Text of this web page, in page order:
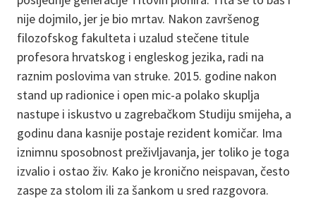
nije dojmilo, jer je bio mrtav. Nakon završenog
filozofskog fakulteta i uzalud stečene titule
profesora hrvatskog i engleskog jezika, radi na
raznim poslovima van struke. 2015. godine nakon
stand up radionice i open mic-a polako skuplja
nastupe i iskustvo u zagrebačkom Studiju smijeha, a
godinu dana kasnije postaje rezident komičar. Ima
iznimnu sposobnost preživljavanja, jer toliko je toga
izvalio i ostao živ. Kako je kronično neispavan, često
zaspe za stolom ili za šankom u sred razgovora.